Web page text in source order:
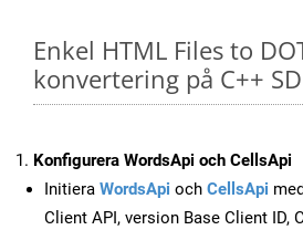
Enkel HTML Files to
konvertering på C++
Konfigurera WordsApi och CellsApi
Initiera WordsApi och CellsApi
Client API, version Base Client ID,